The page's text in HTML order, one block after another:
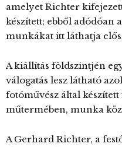
amelyet Richter
készített; ebből adódóan
munkákat itt láthatja
A kiállítás földszintjén
válogatás lesz látható
fotóművész által
műtermében, munka
A Gerhard Richter, a